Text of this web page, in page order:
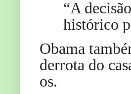
“A
histórico
Obama
derrota do
os.